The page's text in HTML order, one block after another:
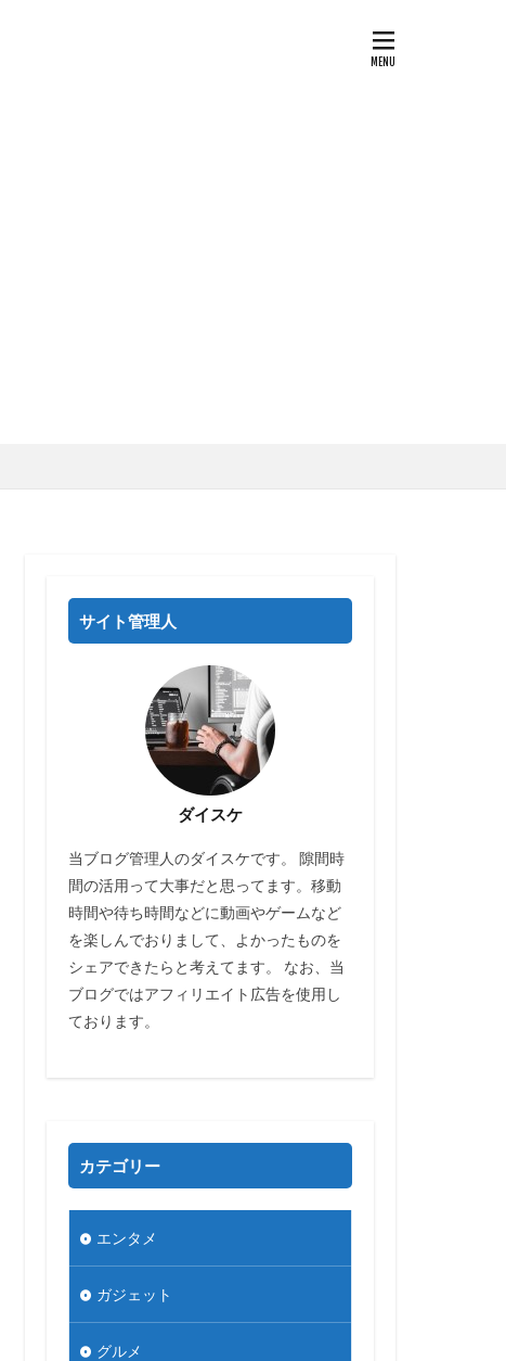
サイト管理人
ダイスケ
当ブログ管理人のダイスケです。 隙間時
間の活用って大事だと思ってます。移動
時間や待ち時間などに動画やゲームなど
を楽しんでおりまして、よかったものを
シェアできたらと考えてます。 なお、当
ブログではアフィリエイト広告を使用し
ております。
カテゴリー
エンタメ
ガジェット
グルメ